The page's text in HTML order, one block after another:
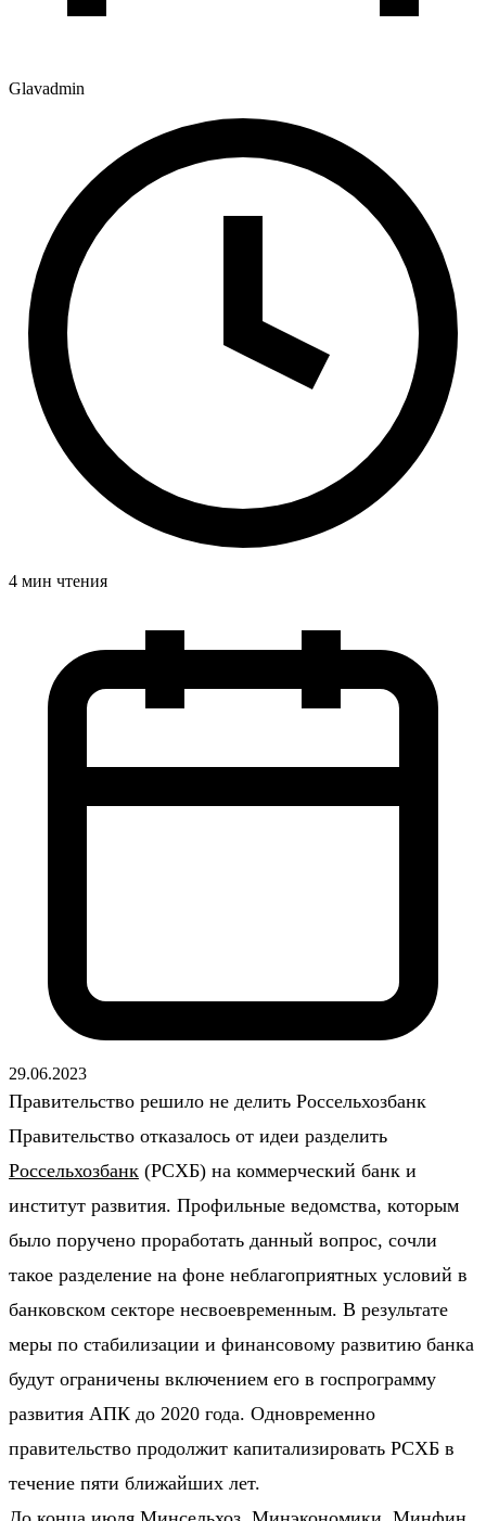
Glavadmin
4 мин чтения
29.06.2023
Правительство решило не делить Россельхозбанк
Правительство отказалось от идеи разделить
Россельхозбанк (РСХБ) на коммерческий банк и
институт развития. Профильные ведомства, которым
было поручено проработать данный вопрос, сочли
такое разделение на фоне неблагоприятных условий в
банковском секторе несвоевременным. В результате
меры по стабилизации и финансовому развитию банка
будут ограничены включением его в госпрограмму
развития АПК до 2020 года. Одновременно
правительство продолжит капитализировать РСХБ в
течение пяти ближайших лет.